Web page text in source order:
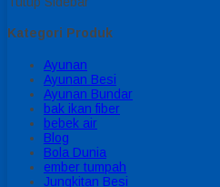
Kategori Produk
Ayunan
Ayunan Besi
Ayunan Bundar
bak ikan fiber
bebek air
Blog
Bola Dunia
ember tumpah
Jungkitan Besi